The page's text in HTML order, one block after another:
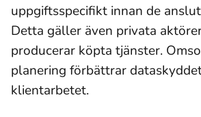
uppgiftsspecifikt innan de
Detta gäller även privata
producerar köpta tjänster.
planering förbättrar
klientarbetet.